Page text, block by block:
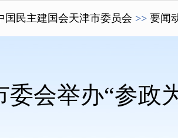
国民主建国会天津市委员会 >> 要闻
委会举办“参政